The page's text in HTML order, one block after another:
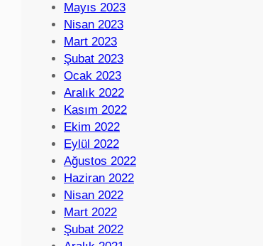
Mayıs 2023
Nisan 2023
Mart 2023
Şubat 2023
Ocak 2023
Aralık 2022
Kasım 2022
Ekim 2022
Eylül 2022
Ağustos 2022
Haziran 2022
Nisan 2022
Mart 2022
Şubat 2022